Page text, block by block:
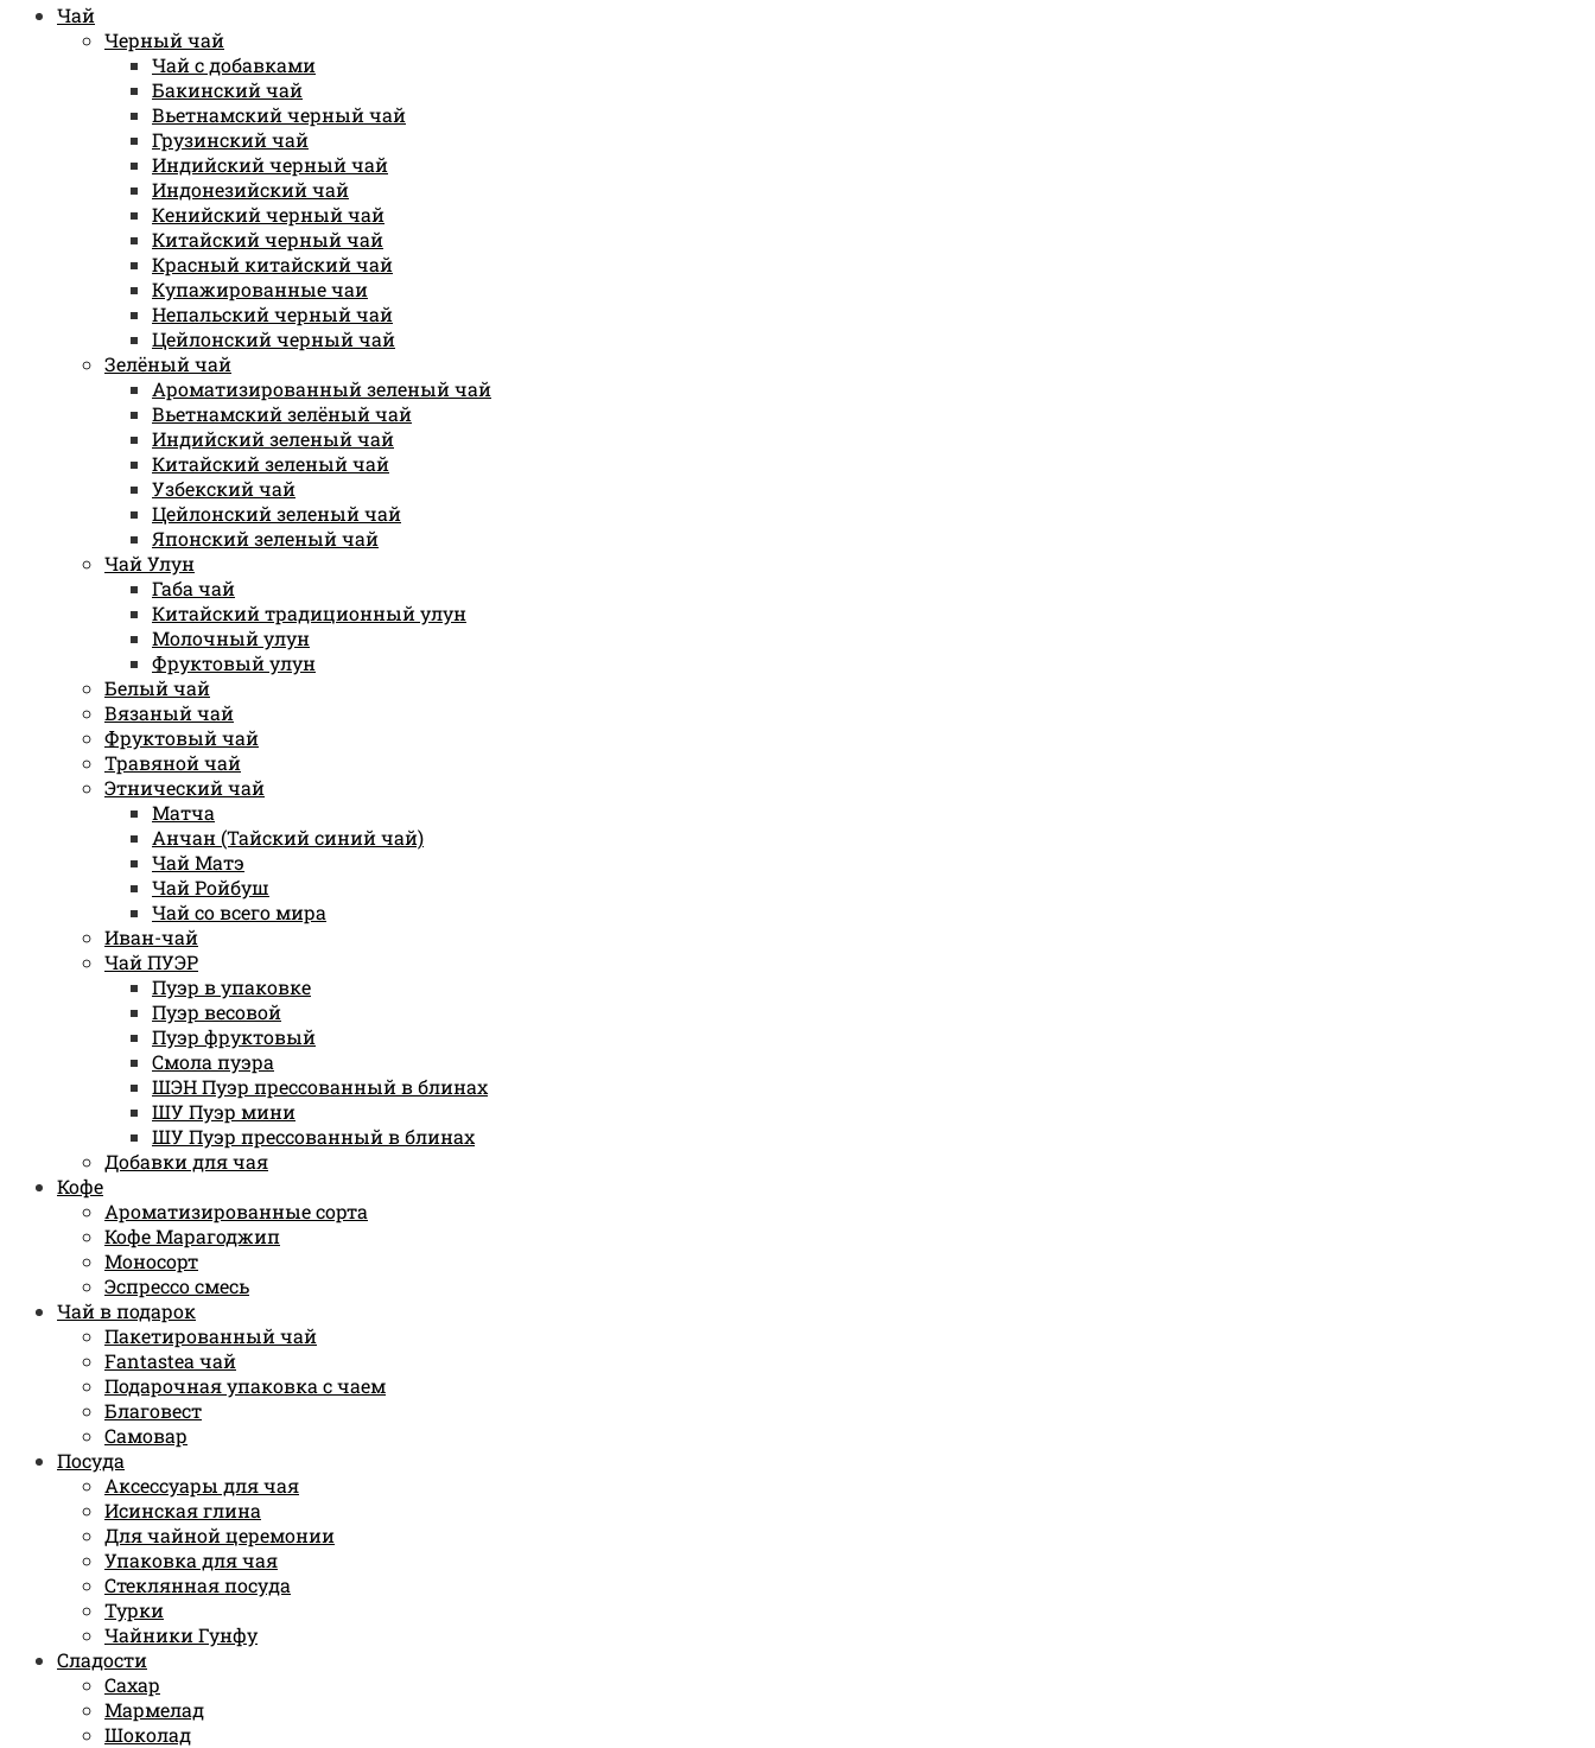
Чай
Черный чай
Чай с добавками
Бакинский чай
Вьетнамский черный чай
Грузинский чай
Индийский черный чай
Индонезийский чай
Кенийский черный чай
Китайский черный чай
Красный китайский чай
Купажированные чаи
Непальский черный чай
Цейлонский черный чай
Зелёный чай
Ароматизированный зеленый чай
Вьетнамский зелёный чай
Индийский зеленый чай
Китайский зеленый чай
Узбекский чай
Цейлонский зеленый чай
Японский зеленый чай
Чай Улун
Габа чай
Китайский традиционный улун
Молочный улун
Фруктовый улун
Белый чай
Вязаный чай
Фруктовый чай
Травяной чай
Этнический чай
Матча
Анчан (Тайский синий чай)
Чай Матэ
Чай Ройбуш
Чай со всего мира
Иван-чай
Чай ПУЭР
Пуэр в упаковке
Пуэр весовой
Пуэр фруктовый
Смола пуэра
ШЭН Пуэр прессованный в блинах
ШУ Пуэр мини
ШУ Пуэр прессованный в блинах
Добавки для чая
Кофе
Ароматизированные сорта
Кофе Марагоджип
Моносорт
Эспрессо смесь
Чай в подарок
Пакетированный чай
Fantastea чай
Подарочная упаковка с чаем
Благовест
Самовар
Посуда
Аксессуары для чая
Исинская глина
Для чайной церемонии
Упаковка для чая
Стеклянная посуда
Турки
Чайники Гунфу
Сладости
Сахар
Мармелад
Шоколад